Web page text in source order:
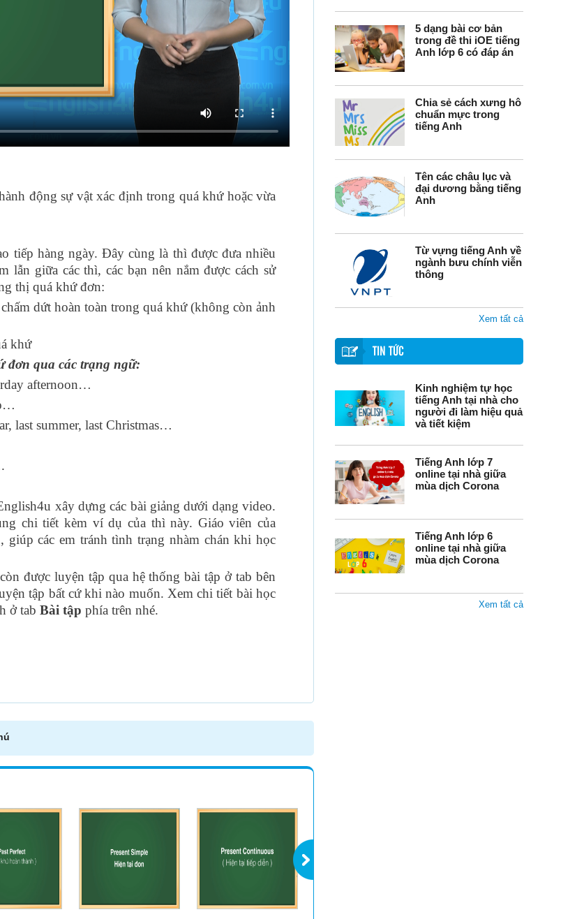
động sự vật xác định trong quá khứ hoặc vừa
tiếp hàng ngày. Đây cùng là thì được đưa nhiều
giữa các thì, các bạn nên nắm được cách sử
thị quá khứ đơn:
dứt hoàn toàn trong quá khứ (không còn ảnh
khứ
đơn qua các trạng ngữ:
afternoon…
last summer, last Christmas…
xây dựng các bài giảng dưới dạng video.
chi tiết kèm ví dụ của thì này. Giáo viên của
các em tránh tình trạng nhàm chán khi học
được luyện tập qua hệ thống bài tập ở tab bên
tập bất cứ khi nào muốn. Xem chi tiết bài học
ở tab Bài tập phía trên nhé.
5 dạng bài cơ bản
trong đề thi iOE tiếng
Anh lớp 6 có đáp án
Chia sẻ cách xưng hô
chuẩn mực trong
tiếng Anh
Tên các châu lục và
đại dương bằng tiếng
Anh
Từ vựng tiếng Anh về
ngành bưu chính viễn
thông
Xem tất cả
TIN TỨC
Kinh nghiệm tự học
tiếng Anh tại nhà cho
người đi làm hiệu quả
và tiết kiệm
Tiếng Anh lớp 7
online tại nhà giữa
mùa dịch Corona
Tiếng Anh lớp 6
online tại nhà giữa
mùa dịch Corona
Xem tất cả